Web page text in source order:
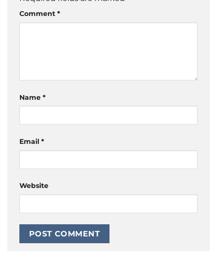
Comment *
Name *
Email *
Website